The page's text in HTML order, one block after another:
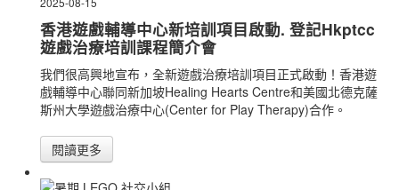
香港遊戲輔導中心新培訓項目啟動. 登記Hkptcc
遊戲治療培訓課程簡介會
我們很高興地宣布，全新遊戲治療培訓項目正式啟動！香港遊
戲輔導中心聯同新加坡Healing Hearts Centre和美國北德克薩
斯州大學遊戲治療中心(Center for Play Therapy)合作。
閱讀更多